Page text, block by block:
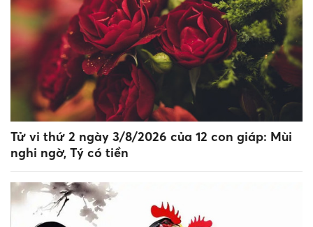
Tử vi thứ 2 ngày 3/8/2026 của 12 con giáp: Mùi
nghi ngờ, Tý có tiền